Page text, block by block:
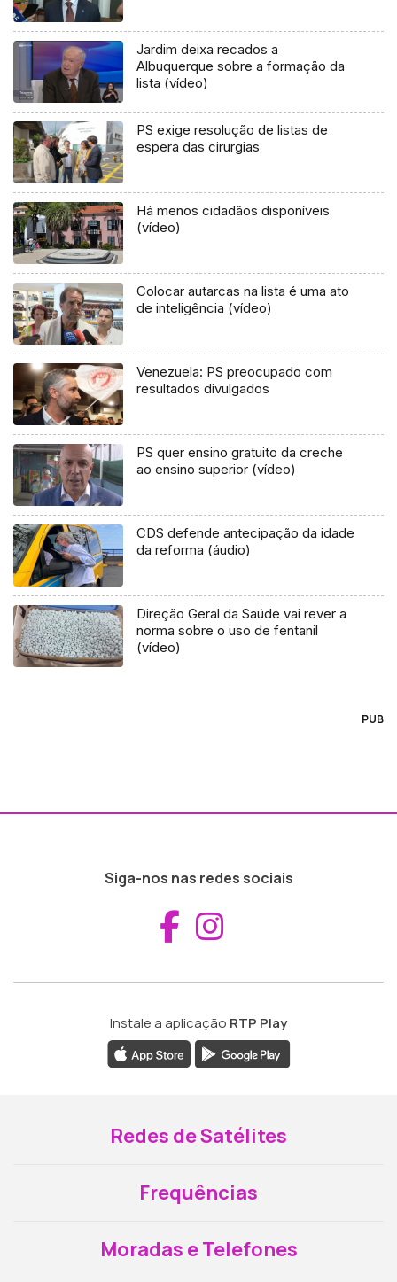
Jardim deixa recados a
Albuquerque sobre a formação da
lista (vídeo)
PS exige resolução de listas de
espera das cirurgias
Há menos cidadãos disponíveis
(vídeo)
Colocar autarcas na lista é uma ato
de inteligência (vídeo)
Venezuela: PS preocupado com
resultados divulgados
PS quer ensino gratuito da creche
ao ensino superior (vídeo)
CDS defende antecipação da idade
da reforma (áudio)
Direção Geral da Saúde vai rever a
norma sobre o uso de fentanil
(vídeo)
PUB
Siga-nos nas redes sociais
Aceder ao
Instale a aplicação RTP Play
Redes de Satélites
Frequências
Moradas e Telefones